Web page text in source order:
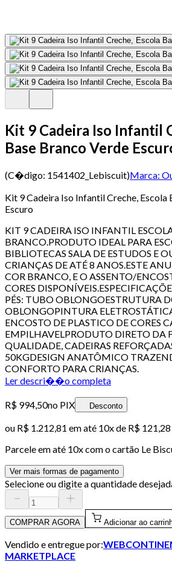
Kit 9 Cadeira Iso Infantil
Base Branco Verde
(C�digo: 1541402_Lebiscuit)Marca:
Kit 9 Cadeira Iso Infantil Creche, Escola
Escuro
KIT 9 CADEIRA ISO INFANTIL
BRANCO.PRODUTO IDEAL PARA
BIBLIOTECAS SALA DE ESTUDOS E
CRIANÇAS DE ATÉ 8 ANOS.ESTE
COR BRANCO, E O ASSENTO/
CORES
PÉS: TUBO OBLONGOESTRUTURA
OBLONGOPINTURA
ENCOSTO DE PLASTICO DE CORES
EMPILHAVELPRODUTO DIRETO DA
QUALIDADE, CADEIRAS
50KGDESIGN ANATÔMICO
CONFORTO PARA CRIANÇAS.
Ler descri��o completa
R$ 994,50no PIX Desconto
ou R$ 1.212,81 em até 10x de R$
Parcele em até 10x com o cartão Le
Ver mais formas de pagamento
Selecione ou digite a quantidade
COMPRAR AGORA Adicionar ao
Vendido e entregue por:
MARKETPLACE